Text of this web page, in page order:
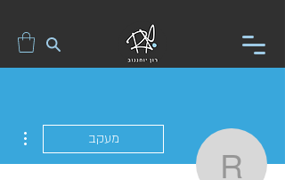
מעקב